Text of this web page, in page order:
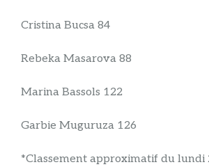
Cristina Bucsa 84
Rebeka Masarova 88
Marina Bassols 122
Garbie Muguruza 126
*Classement approximatif du lundi